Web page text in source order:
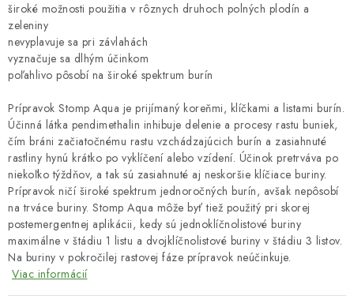
široké možnosti použitia v rôznych druhoch polných plodín a
zeleniny
nevyplavuje sa pri závlahách
vyznačuje sa dlhým účinkom
poľahlivo pôsobí na široké spektrum burín
Prípravok Stomp Aqua je prijímaný koreňmi, klíčkami a listami burín.
Účinná látka pendimethalin inhibuje delenie a procesy rastu buniek,
čím bráni začiatočnému rastu vzchádzajúcich burín a zasiahnuté
rastliny hynú krátko po vyklíčení alebo vzídení. Účinok pretrváva po
niekoľko týždňov, a tak sú zasiahnuté aj neskoršie klíčiace buriny.
Prípravok ničí široké spektrum jednoročných burín, avšak nepôsobí
na trváce buriny. Stomp Aqua môže byť tiež použitý pri skorej
postemergentnej aplikácii, kedy sú jednoklíčnolistové buriny
maximálne v štádiu 1 listu a dvojklíčnolistové buriny v štádiu 3 listov.
Na buriny v pokročilej rastovej fáze prípravok neúčinkuje.
Viac informácií